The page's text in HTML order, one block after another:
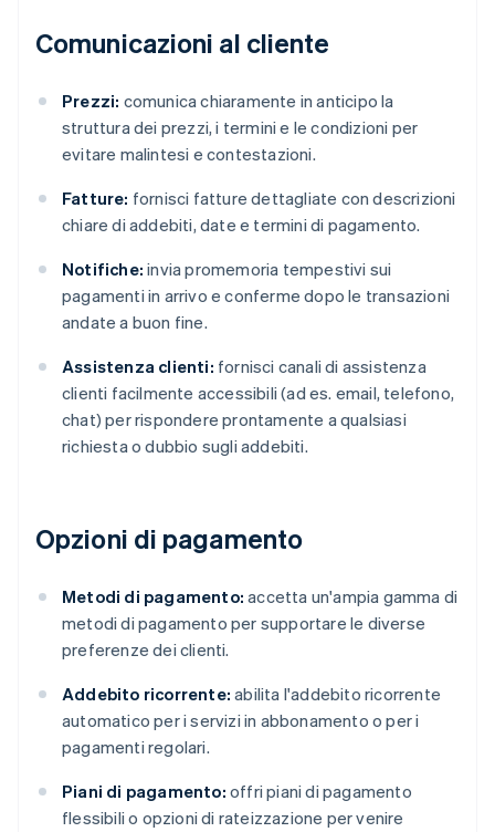
Comunicazioni al cliente
Prezzi: comunica chiaramente in anticipo la
struttura dei prezzi, i termini e le condizioni per
evitare malintesi e contestazioni.
Fatture: fornisci fatture dettagliate con descrizioni
chiare di addebiti, date e termini di pagamento.
Notifiche: invia promemoria tempestivi sui
pagamenti in arrivo e conferme dopo le transazioni
andate a buon fine.
Assistenza clienti: fornisci canali di assistenza
clienti facilmente accessibili (ad es. email, telefono,
chat) per rispondere prontamente a qualsiasi
richiesta o dubbio sugli addebiti.
Opzioni di pagamento
Metodi di pagamento: accetta un'ampia gamma di
metodi di pagamento per supportare le diverse
preferenze dei clienti.
Addebito ricorrente: abilita l'addebito ricorrente
automatico per i servizi in abbonamento o per i
pagamenti regolari.
Piani di pagamento: offri piani di pagamento
flessibili o opzioni di rateizzazione per venire